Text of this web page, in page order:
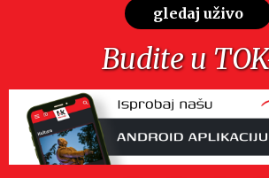
gledaj uživo
Budite u